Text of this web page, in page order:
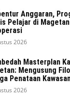
Anggaran,
Pelajar di
2026
Masterplan
Mengusung
Penataan
2026